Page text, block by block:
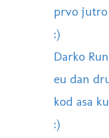
prvo jutro
:)
Darko
eu dan
kod asa
:)